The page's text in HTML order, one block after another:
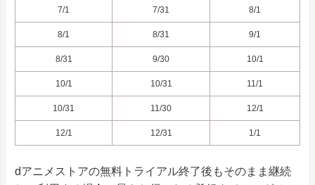
7/1 7/31 8/1
8/1 8/31 9/1
8/31 9/30 10/1
10/1 10/31 11/1
10/31 11/30 12/1
12/1 12/31 1/1
dアニメストアの無料トライアル終了後もそのまま継続